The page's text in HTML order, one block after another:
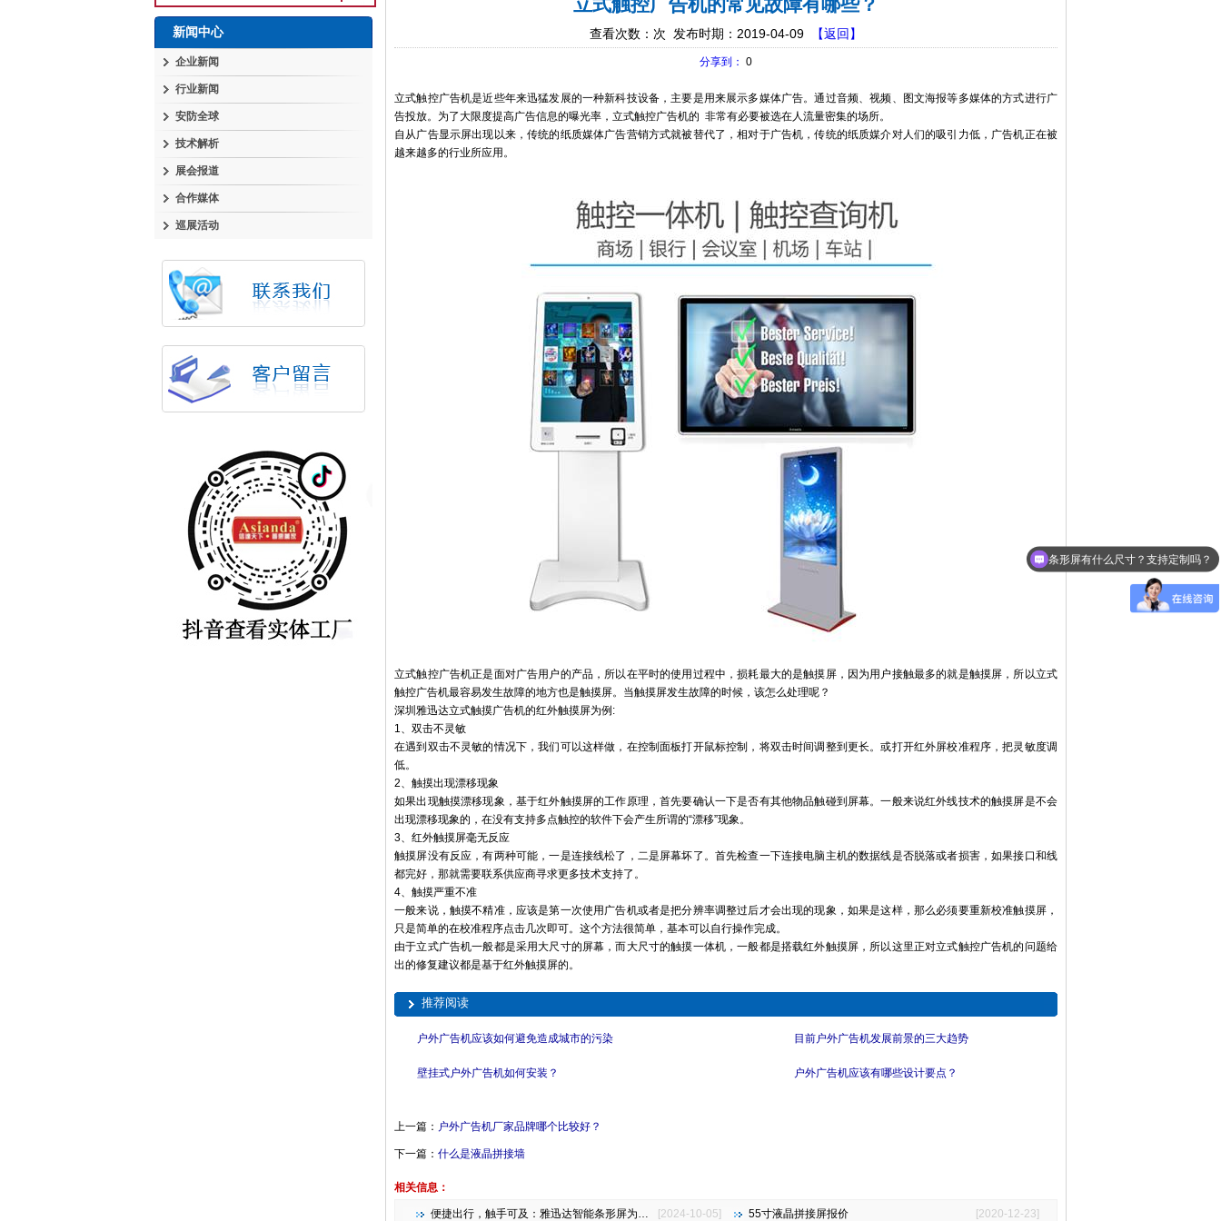
新闻中心
企业新闻
行业新闻
安防全球
技术解析
展会报道
合作媒体
巡展活动
查看次数： 次 发布时期：2019-04-09 【返回】
分享到： 0
立式触控广告机是近些年来迅猛发展的一种新科技设备，主要是用来展示多媒体广告。通过音频、视频、图文海报等多媒体的方式进行广
告投放。为了大限度提高广告信息的曝光率，立式触控广告机的 非常有必要被选在人流量密集的场所。
自从广告显示屏出现以来，传统的纸质媒体广告营销方式就被替代了，相对于广告机，传统的纸质媒介对人们的吸引力低，广告机正在被
越来越多的行业所应用。
立式触控广告机正是面对广告用户的产品，所以在平时的使用过程中，损耗最大的是触摸屏，因为用户接触最多的就是触摸屏，所以立式
触控广告机最容易发生故障的地方也是触摸屏。当触摸屏发生故障的时候，该怎么处理呢？
深圳雅迅达立式触摸广告机的红外触摸屏为例:
1、双击不灵敏
在遇到双击不灵敏的情况下，我们可以这样做，在控制面板打开鼠标控制，将双击时间调整到更长。或打开红外屏校准程序，把灵敏度调
低。
2、触摸出现漂移现象
如果出现触摸漂移现象，基于红外触摸屏的工作原理，首先要确认一下是否有其他物品触碰到屏幕。一般来说红外线技术的触摸屏是不会
出现漂移现象的，在没有支持多点触控的软件下会产生所谓的“漂移”现象。
3、红外触摸屏毫无反应
触摸屏没有反应，有两种可能，一是连接线松了，二是屏幕坏了。首先检查一下连接电脑主机的数据线是否脱落或者损害，如果接口和线
都完好，那就需要联系供应商寻求更多技术支持了。
4、触摸严重不准
一般来说，触摸不精准，应该是第一次使用广告机或者是把分辨率调整过后才会出现的现象，如果是这样，那么必须要重新校准触摸屏，
只是简单的在校准程序点击几次即可。这个方法很简单，基本可以自行操作完成。
由于立式广告机一般都是采用大尺寸的屏幕，而大尺寸的触摸一体机，一般都是搭载红外触摸屏，所以这里正对立式触控广告机的问题给
出的修复建议都是基于红外触摸屏的。
推荐阅读
户外广告机应该如何避免造成城市的污染 目前户外广告机发展前景的三大趋势
壁挂式户外广告机如何安装？ 户外广告机应该有哪些设计要点？
上一篇： 户外广告机厂家品牌哪个比较好？
下一篇： 什么是液晶拼接墙
相关信息：
[2024-10-05]
便捷出行，触手可及：雅迅达智能条形屏为地铁公交注入新活力 [2020-12-23]
55寸液晶拼接屏报价
条形屏有什么尺寸？支持定制吗？